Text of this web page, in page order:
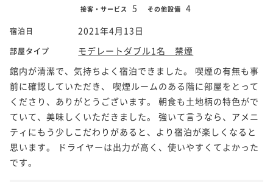
接客・サービス 5 その他設備 4
宿泊日 2021年4月13日
部屋タイプ
モデレートダブル1名 禁煙
館内が清潔で、気持ちよく宿泊できました。 喫煙の有無も事
前に確認していただき、 喫煙ルームのある階に部屋をとって
くださり、ありがとうございます。 朝食も土地柄の特色がで
ていて、美味しくいただきました。 強いて言うなら、アメニ
ティにもう少しこだわりがあると、より宿泊が楽しくなると
思います。 ドライヤーは出力が高く、使いやすくてよかった
です。